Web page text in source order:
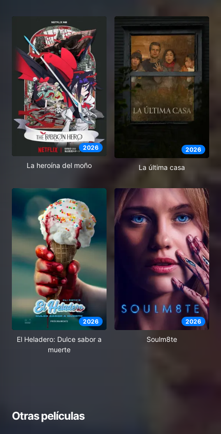
2026
La heroína del moño
2026
La última casa
2026
El Heladero: Dulce sabor a
muerte
2026
Soulm8te
Otras películas